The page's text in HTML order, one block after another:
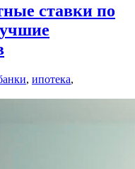
ставки по
, ипотека,